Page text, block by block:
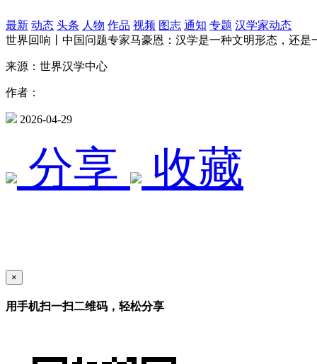
最新 动态 头条 人物 作品 视频 图志 通知 专题 汉学家动态
世界回响丨中国问题专家马豪恩：汉学是一种文明形态，还是
来源：世界汉学中心
作者：
2026-04-29
分享 收藏
×
用手机扫一扫二维码，轻松分享